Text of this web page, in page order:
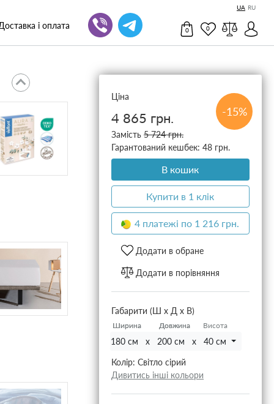
і оплата
UA RU
0 0
-15%
Ціна
4 865 грн.
Замість 5 724 грн.
Гарантований кешбек: 48 грн.
В кошик
Купити в 1 клік
4 платежі по 1 216 грн.
Додати в обране
Додати в порівняння
Габарити (Ш х Д х В)
Ширина Довжина
Ширина Довжина Висота
180 см x 200 см x 40 см
Колір: Світло сірий
Дивитись інші кольори